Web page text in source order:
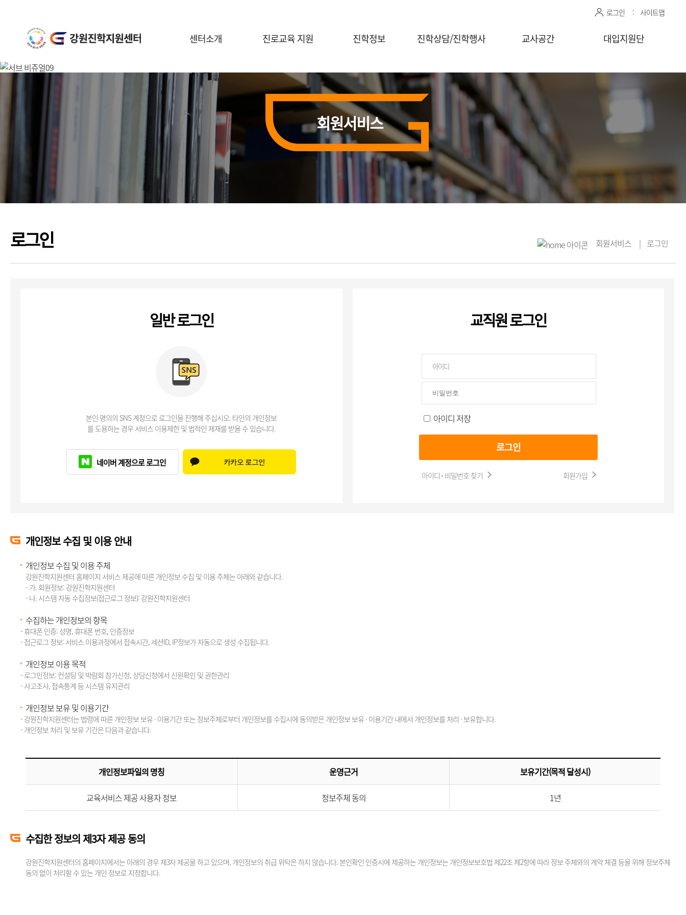
로그인 사이트맵
센터소개
센터안내
일정안내
공지사항
진로교육 지원
진로체험 프로그램 안내
대학연계 진로선택
전공콘서트
행사신청(진로체험)
의학계열 전공탐색
진학정보
대입정보
대학별 정보
진학상담/진학행사
진학전문지원관 상담신청
대교협 진학상담교사
상담신청
교사공간
센터자료실
공유자료실
감자바
찾아가는
상담/면접 요청
(학교)
대입지원단
진학상담 지원 관리
모의면접 지원 관리
회원서비스
로그인 회원서비스 로그인
일반 로그인
본인 명의의 SNS 계정으로 로그인을 진행해 주십시오. 타인의 개인정보
를 도용하는 경우 서비스 이용제한 및 법적인 제재를 받을 수 있습니다.
네이버 계정으로 로그인
교직원 로그인
아이디 저장
로그인
아이디 비밀번호 찾기 회원가입
개인정보 수집 및 이용 안내
개인정보 수집 및 이용 주체
강원진학지원센터 홈페이지 서비스 제공에 따른 개인정보 수집 및 이용 주체는 아래와 같습니다.
- 가. 회원정보: 강원진학지원센터
- 나. 시스템 자동 수집정보(접근로그 정보): 강원진학지원센터
수집하는 개인정보의 항목
- 휴대폰 인증: 성명, 휴대폰 번호, 인증정보
- 접근로그 정보: 서비스 이용과정에서 접속시간, 세션ID, IP정보가 자동으로 생성 수집됩니다.
개인정보 이용 목적
- 로그인정보: 컨설팅 및 박람회 참가신청, 상담신청에서 신원확인 및 권한관리
- 사고조사, 접속통계 등 시스템 유지관리
개인정보 보유 및 이용기간
- 강원진학지원센터는 법령에 따른 개인정보 보유 · 이용기간 또는 정보주체로부터 개인정보를 수집시에 동의받은 개인정보 보유 · 이용기간 내에서 개인정보를 처리 · 보유합니다.
- 개인정보 처리 및 보유 기간은 다음과 같습니다.
개인정보파일의 명칭 운영근거 보유기간(목적 달성시)
교육서비스 제공 사용자 정보 정보주체 동의 1년
수집한 정보의 제3자 제공 동의
강원진학지원센터의 홈페이지에서는 아래의 경우 제3자 제공을 하고 있으며, 개인정보의 취급 위탁은 하지 않습니다. 본인확인 인증시에 제공하는 개인정보는 개인정보보호법 제22조 제2항에 따라 정보 주체와의 계약 체결 등을 위해 정보주체
동의 없이 처리할 수 있는 개인 정보로 지정합니다.